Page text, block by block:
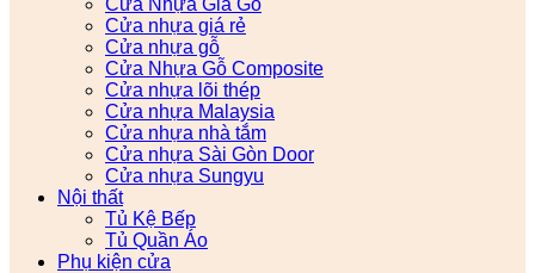
Cửa nhựa giá rẻ
Cửa nhựa gỗ
Cửa Nhựa Gỗ Composite
Cửa nhựa lõi thép
Cửa nhựa Malaysia
Cửa nhựa nhà tắm
Cửa nhựa Sài Gòn Door
Cửa nhựa Sungyu
Nội thất
Tủ Kệ Bếp
Tủ Quần Áo
Phụ kiện cửa